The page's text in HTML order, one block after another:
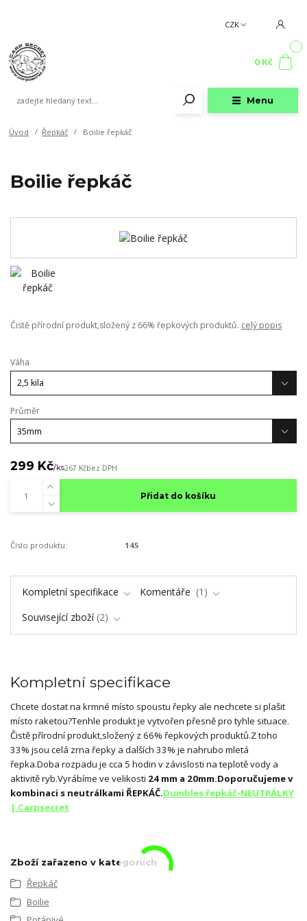
Menu
CZK
0 Kč
Úvod Řepkáč Boilie řepkáč
Boilie řepkáč
Čistě přírodní produkt,složený z 66% řepkových produktů. celý popis
Váha
Průměr
299 Kč/ks267 Kčbez DPH
Přidat do košíku
Číslo produktu: 145
Kompletní specifikace Komentáře
1
Související zboží 2
Kompletní specifikace
Chcete dostat na krmné místo spoustu řepky ale nechcete si plašit
místo raketou?Tenhle produkt je vytvořen přesně pro tyhle situace.
Čistě přírodní produkt,složený z 66% řepkových produktů.Z toho
33% jsou celá zrna řepky a dalších 33% je nahrubo mletá
řepka.Doba rozpadu je cca 5 hodin v závislosti na teplotě vody a
aktivitě ryb.Vyrábíme ve velikosti 24 mm a 20mm.Doporučujeme v
kombinaci s neutrálkami ŘEPKÁČ.Dumbles řepkáč-NEUTRÁLKY
| Carpsecret
Zboží zařazeno v kategoriích
Řepkáč
Boilie